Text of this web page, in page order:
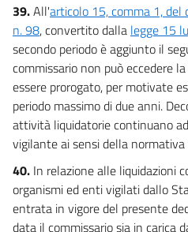
39.All'articolo 15, comma 1,
n. 98, convertito dalla legge 15
secondo periodo è aggiunto il
commissario non può eccedere
essere prorogato, per motivate
periodo massimo di due anni.
attività liquidatorie continuano
vigilante ai sensi della normativa
40. In relazione alle liquidazioni
organismi ed enti vigilati dallo
entrata in vigore del presente
data il commissario sia in carica